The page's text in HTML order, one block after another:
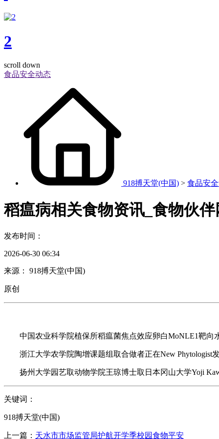
2
scroll down
食品安全动态
918搏天堂(中国) > 食品安
稻瘟病相关食物资讯_食物伙伴
发布时间：
2026-06-30 06:34
来源： 918搏天堂(中国)
原创
中国农业科学院植保所稻瘟菌焦点效应卵白MoNLE1靶向
浙江大学农学院陶增课题组取合做者正在New Phytologist
扬州大学园艺取动物学院王琼博士取日本冈山大学Yoji
关键词：
918搏天堂(中国)
上一篇： 天水市市场监管局护航开学季校园食物平安